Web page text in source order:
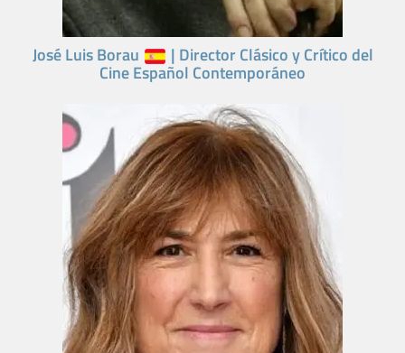
José Luis Borau | Director Clásico y Crítico del
Cine Español Contemporáneo